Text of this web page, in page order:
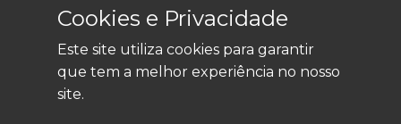
LEGAL
Cookies e Privacidade
Este site utiliza cookies para garantir
que tem a melhor experiência no nosso
site.